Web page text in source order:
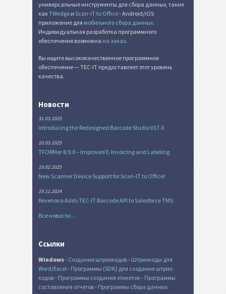
универсальные инструменты для сбора данных, такие
какTWedge и Scan-IT to Office- Android/iOS
приложение для мобильного сбора данных.
Индивидуальная разработка программного
обеспечения возможна на заказ.
Вы ищите высококачественное программное
обеспечение — TEC-IT предоставляет этот уровень
качества.
Новости
31.03.2025
Introducing the Redesigned Barcode Studio V17.0
10.03.2025
TFORMer 8.9.0 – Improved E-Invoicing and Labeling
19.02.2025
New Scanner Device Support for Scan-IT to Office!
19.11.2024
Revenova Adds TEC-IT Barcode API to Salesforce TMS
Все новости...
Ссылки
Windows- Создание штрихкодов- Штрихкоды для
Word/Excel- Программы (SDK) для создания штрих-
кодов- Программы создания этикеток- Программы
составления отчетов- Программы сбора данных